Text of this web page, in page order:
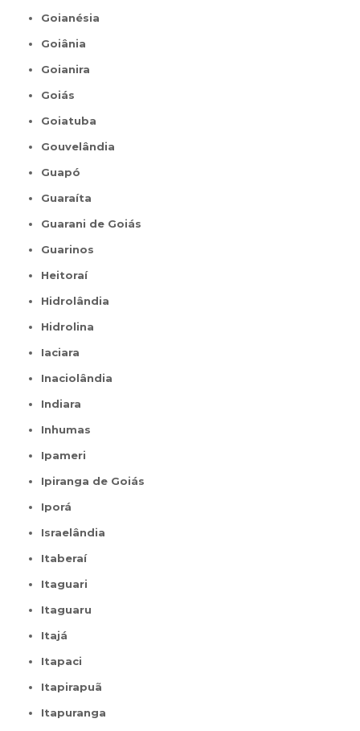
Goianésia
Goiânia
Goianira
Goiás
Goiatuba
Gouvelândia
Guapó
Guaraíta
Guarani de Goiás
Guarinos
Heitoraí
Hidrolândia
Hidrolina
Iaciara
Inaciolândia
Indiara
Inhumas
Ipameri
Ipiranga de Goiás
Iporá
Israelândia
Itaberaí
Itaguari
Itaguaru
Itajá
Itapaci
Itapirapuã
Itapuranga